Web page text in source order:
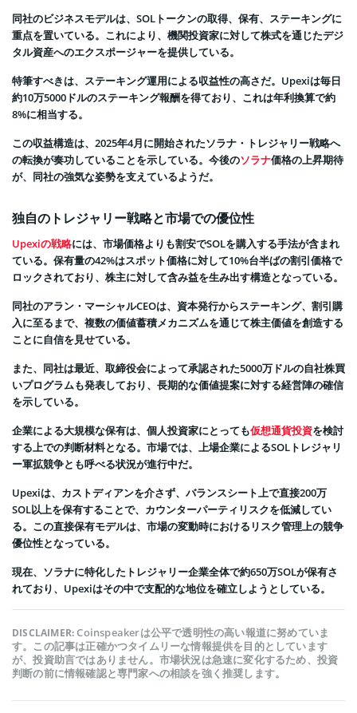
同社のビジネスモデルは、SOLトークンの取得、保有、ステーキングに
重点を置いている。これにより、機関投資家に対して株式を通じたデジ
タル資産へのエクスポージャーを提供している。
特筆すべきは、ステーキング運用による収益性の高さだ。Upexiは毎日
約10万5000ドルのステーキング報酬を得ており、これは年利換算で約
8%に相当する。
この収益構造は、2025年4月に開始されたソラナ・トレジャリー戦略へ
の転換が奏功していることを示している。今後のソラナ価格の上昇期待
が、同社の強気な姿勢を支えているようだ。
独自のトレジャリー戦略と市場での優位性
Upexiの戦略には、市場価格よりも割安でSOLを購入する手法が含まれ
ている。保有量の42%はスポット価格に対して10%台半ばの割引価格で
ロックされており、株主に対して含み益を生み出す構造となっている。
同社のアラン・マーシャルCEOは、資本発行からステーキング、割引購
入に至るまで、複数の価値蓄積メカニズムを通じて株主価値を創造する
ことに自信を見せている。
また、同社は最近、取締役会によって承認された5000万ドルの自社株買
いプログラムも発表しており、長期的な価値提案に対する経営陣の確信
を示している。
企業による大規模な保有は、個人投資家にとっても仮想通貨投資を検討
する上での判断材料となる。市場では、上場企業によるSOLトレジャリ
ー軍拡競争とも呼べる状況が進行中だ。
Upexiは、カストディアンを介さず、バランスシート上で直接200万
SOL以上を保有することで、カウンターパーティリスクを低減してい
る。この直接保有モデルは、市場の変動時におけるリスク管理上の競争
優位性となっている。
現在、ソラナに特化したトレジャリー企業全体で約650万SOLが保有さ
れており、Upexiはその中で支配的な地位を確立しようとしている。
DISCLAIMER:Coinspeakerは公平で透明性の高い報道に努めていま
す。この記事は正確かつタイムリーな情報提供を目的としています
が、投資助言ではありません。市場状況は急速に変化するため、投資
判断の前に情報確認と専門家への相談を強く推奨します。